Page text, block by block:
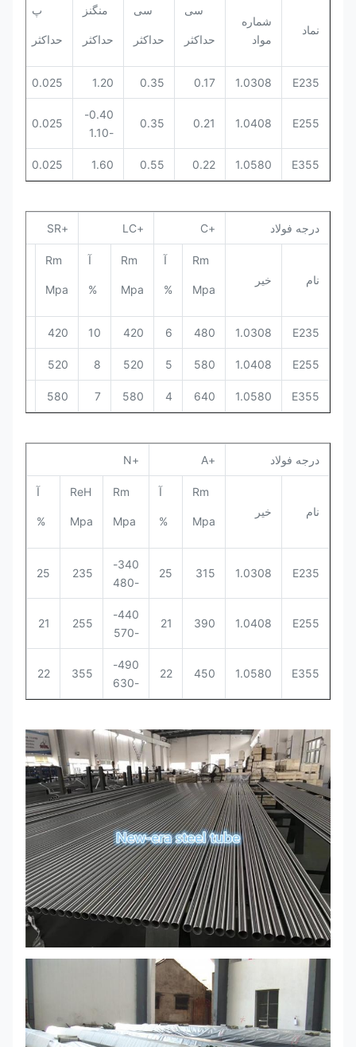
نماد
شماره
مواد
سی
حداکثر
سی
حداکثر
منگنز
حداکثر
پ
حداکثر
E235
1.0308
0.17
0.35
1.20
0.025
E255
1.0408
0.21
0.35
0.40-
-1.10
0.025
E355
1.0580
0.22
0.55
1.60
0.025
درجه فولاد +C
+LC
+SR
نام خیر
Rm
Mpa
آ
%
Rm
Mpa
آ
%
Rm
Mpa
E235
1.0308
480
6
420
10
420
E255
1.0408
580
5
520
8
520
E355
1.0580
640
4
580
7
580
درجه فولاد +A
+N
نام خیر
Rm
Mpa
آ
%
Rm
Mpa
ReH
Mpa
آ
%
E235
1.0308
315
25
340-
-480
235
25
E255
1.0408
390
21
440-
-570
255
21
E355
1.0580
450
22
490-
-630
355
22